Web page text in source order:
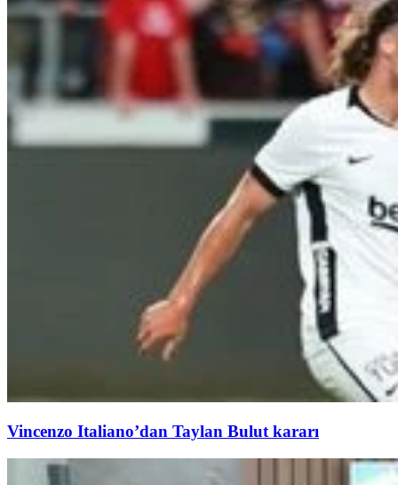
Vincenzo Italiano’dan Taylan Bulut kararı